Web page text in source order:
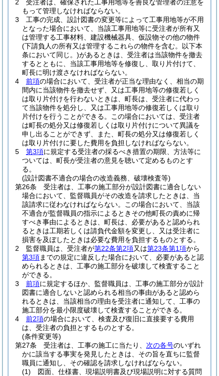
2
受注者は、確保された工事用地等を善良な管理者の注意を
もって管理しなければならない。
3
工事の完成、設計図書の変更等によって工事用地等が不用
となった場合において、当該工事用地等に受注者が所有又
は管理する工事材料、建設機械器具、仮設物その他の物件
(下請負人の所有又は管理するこれらの物件を含む。以下本
条において同じ。)があるときは、受注者は当該物件を撤去
するとともに、当該工事用地等を修復し、取り片付けて、
町長に明け渡さなければならない。
4
前項の場合において、受注者が正当な理由なく、相当の期
間内に当該物件を撤去せず、又は工事用地等の修復若しく
は取り片付けを行わないときは、町長は、受注者に代わっ
て当該物件を処分し、又は工事用地等の修復若しくは取り
片付けを行うことができる。
この場合においては、受注者
は町長の処分又は修復若しくは取り片付けについて異議を
申し出ることができず、また、町長の処分又は修復若しく
は取り片付けに要した費用を負担しなければならない。
5
第3項に規定する受注者の採るべき措置の期限、方法等に
ついては、町長が受注者の意見を聴いて定めるものとす
る。
(設計図書不適合の場合の改造義務、破壊検査等)
第26条
受注者は、工事の施工部分が設計図書に適合しない
場合において、監督職員がその改造を請求したときは、当
該請求に従わなければならない。
この場合において、当該
不適合が監督職員の指示によるときその他町長の責めに帰
すべき事由によるときは、町長は、必要があると認められ
るときは工期若しくは請負代金額を変更し、又は受注者に
損害を及ぼしたときは必要な費用を負担するものとする。
2
監督職員は、受注者が第22条第2項又は第23条第1項から
第3項までの規定に違反した場合において、必要があると認
められるときは、工事の施工部分を破壊して検査すること
ができる。
3
前項に規定するほか、監督職員は、工事の施工部分が設計
図書に適合しないと認められる相当の事由があると認めら
れるときは、当該相当の理由を受注者に通知して、工事の
施工部分を最小限度破壊して検査することができる。
4
前2項の場合において、検査及び復旧に直接要する費用
は、受注者の負担とするものとする。
(条件変更等)
第27条
受注者は、工事の施工に当たり、 次の各号のいずれ
かに該当する事実を発見したときは、その旨を直ちに監督
職員に通知し、その確認を請求しなければならない。
(1)
図面、仕様書、現場説明書及び現場説明に対する質問